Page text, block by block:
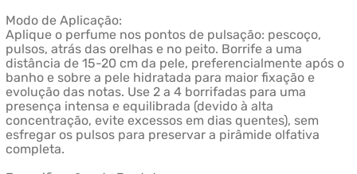
Modo de Aplicação:
Aplique o perfume nos pontos de pulsação: pescoço,
pulsos, atrás das orelhas e no peito. Borrife a uma
distância de 15-20 cm da pele, preferencialmente após o
banho e sobre a pele hidratada para maior fixação e
evolução das notas. Use 2 a 4 borrifadas para uma
presença intensa e equilibrada (devido à alta
concentração, evite excessos em dias quentes), sem
esfregar os pulsos para preservar a pirâmide olfativa
completa.